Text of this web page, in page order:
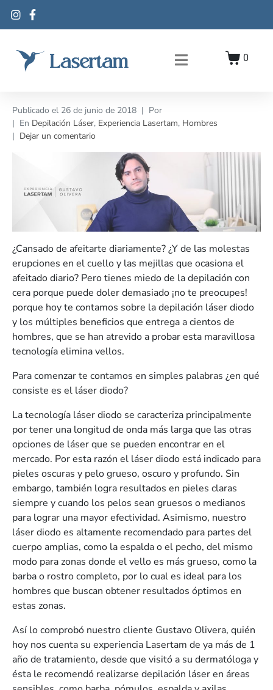
0
Publicado el 26 de junio de 2018
Por
En Depilación Láser, Experiencia Lasertam, Hombres
Dejar un comentario
¿Cansado de afeitarte diariamente? ¿Y de las molestas
erupciones en el cuello y las mejillas que ocasiona el
afeitado diario? Pero tienes miedo de la depilación con
cera porque puede doler demasiado ¡no te preocupes!
porque hoy te contamos sobre la depilación láser diodo
y los múltiples beneficios que entrega a cientos de
hombres, que se han atrevido a probar esta maravillosa
tecnología elimina vellos.
Para comenzar te contamos en simples palabras ¿en qué
consiste es el láser diodo?
La tecnología láser diodo se caracteriza principalmente
por tener una longitud de onda más larga que las otras
opciones de láser que se pueden encontrar en el
mercado. Por esta razón el láser diodo está indicado para
pieles oscuras y pelo grueso, oscuro y profundo. Sin
embargo, también logra resultados en pieles claras
siempre y cuando los pelos sean gruesos o medianos
para lograr una mayor efectividad. Asimismo, nuestro
láser diodo es altamente recomendado para partes del
cuerpo amplias, como la espalda o el pecho, del mismo
modo para zonas donde el vello es más grueso, como la
barba o rostro completo, por lo cual es ideal para los
hombres que buscan obtener resultados óptimos en
estas zonas.
Así lo comprobó nuestro cliente Gustavo Olivera, quién
hoy nos cuenta su experiencia Lasertam de ya más de 1
año de tratamiento, desde que visitó a su dermatóloga y
ésta le recomendó realizarse depilación láser en áreas